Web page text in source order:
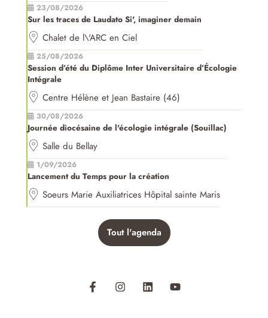
23/08/2026
Sur les traces de Laudato Si', imaginer demain
Chalet de l\'ARC en Ciel
25/08/2026
Session d’été du Diplôme Inter Universitaire d’Écologie
Intégrale
Centre Hélène et Jean Bastaire (46)
30/08/2026
Journée diocésaine de l'écologie intégrale (Souillac)
Salle du Bellay
1/09/2026
Lancement du Temps pour la création
Soeurs Marie Auxiliatrices Hôpital sainte Maris
Tout l'agenda